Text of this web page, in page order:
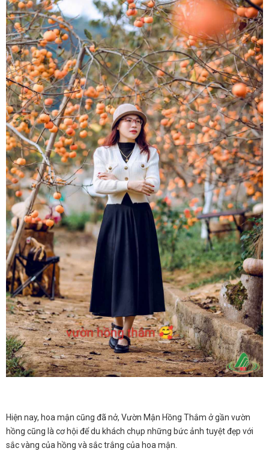
Hiện nay, hoa mận cũng đã nở, Vườn Mận Hồng Thắm ở gần vườn
hồng cũng là cơ hội để du khách chụp những bức ảnh tuyệt đẹp với
sắc vàng của hồng và sắc trắng của hoa mận.